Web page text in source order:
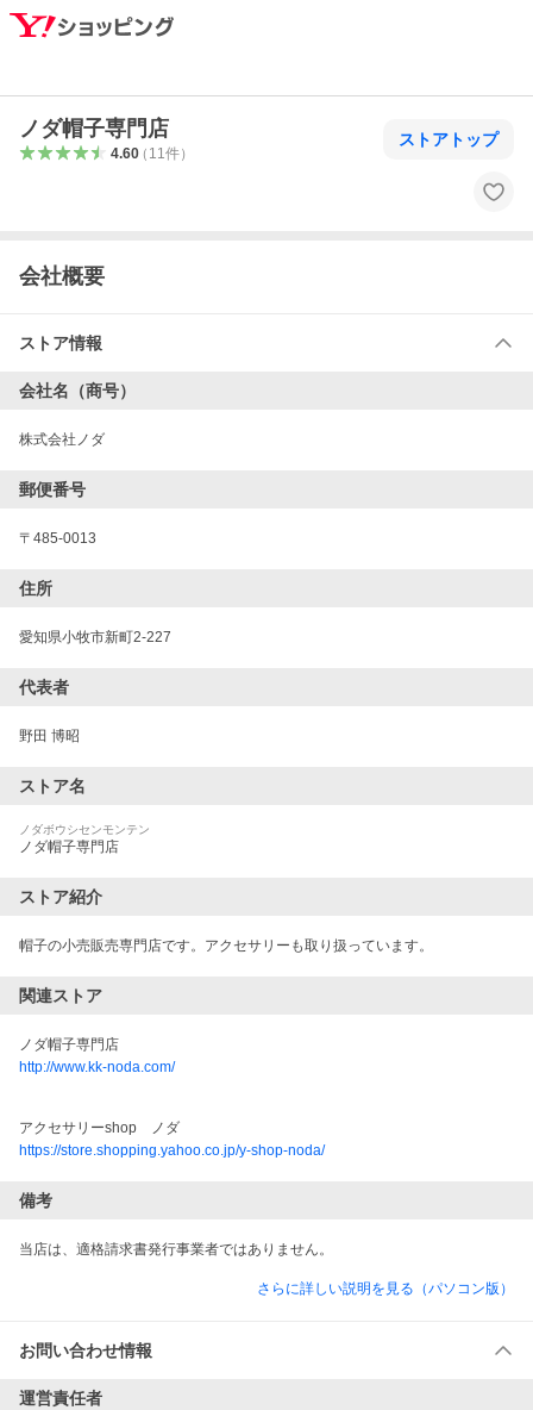
ノダ帽子専門店
4.60（ 11 件）
ストアトップ
会社概要
ストア情報
会社名（商号）
株式会社ノダ
郵便番号
〒 485-0013
住所
愛知県小牧市新町2-227
代表者
野田 博昭
ストア名
ノダボウシセンモンテン
ノダ帽子専門店
ストア紹介
帽子の小売販売専門店です。アクセサリーも取り扱っています。
関連ストア
ノダ帽子専門店
http://www.kk-noda.com/
アクセサリーshop　ノダ
https://store.shopping.yahoo.co.jp/y-shop-noda/
備考
当店は、適格請求書発行事業者ではありません。
さらに詳しい説明を見る（パソコン版）
お問い合わせ情報
運営責任者